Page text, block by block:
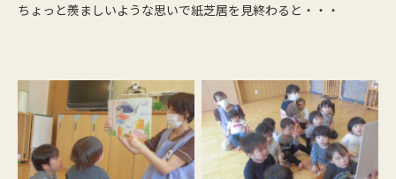
ちょっと羨ましいような思いで紙芝居を見終わると・・・